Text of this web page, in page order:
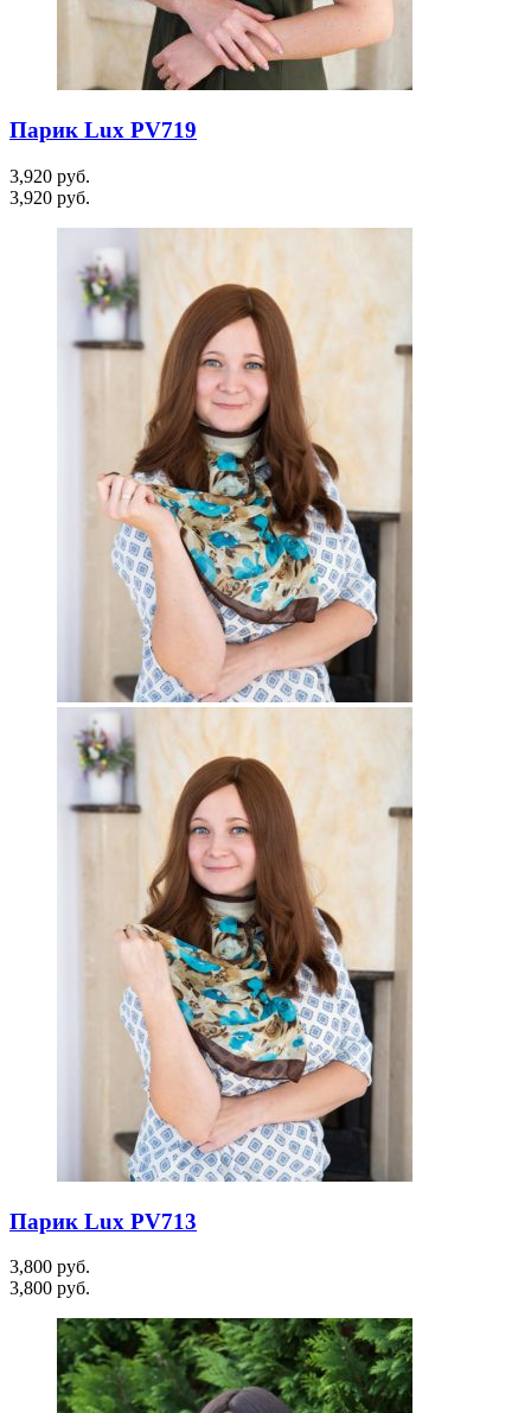
Парик Lux PV719
3,920 руб.
3,920 руб.
Парик Lux PV713
3,800 руб.
3,800 руб.